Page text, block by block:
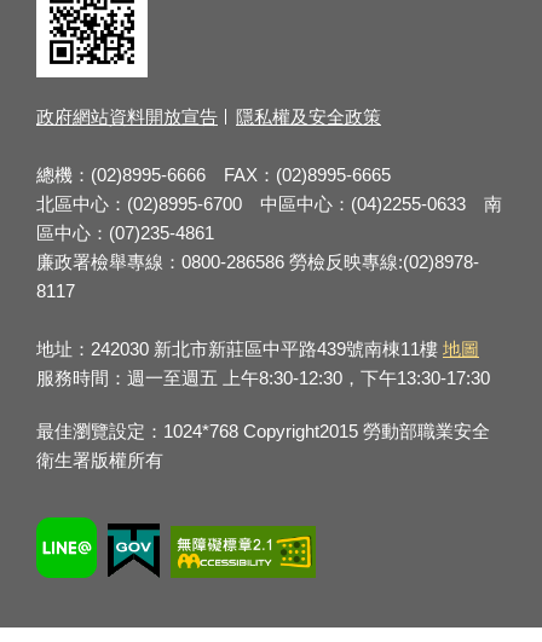
政府網站資料開放宣告 隱私權及安全政策
總機：(02)8995-6666 FAX：(02)8995-6665
北區中心：(02)8995-6700 中區中心：(04)2255-0633 南
區中心：(07)235-4861
廉政署檢舉專線：0800-286586 勞檢反映專線:(02)8978-
8117
地址：242030 新北市新莊區中平路439號南棟11樓 地圖
服務時間：週一至週五 上午8:30-12:30，下午13:30-17:30
最佳瀏覽設定：1024*768 Copyright2015 勞動部職業安全
衛生署版權所有